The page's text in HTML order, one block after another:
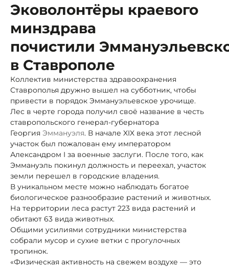
Эковолонтёры краевого
минздрава
почистили
в Ставрополе
Коллектив министерства здравоохранения
Ставрополья дружно вышел на субботник, чтобы
привести в порядок Эммануэльевское урочище.
Лес в черте города получил своё название в честь
ставропольского генерал-губернатора
Георгия Эммануэля. В начале XIX века этот лесной
участок был пожалован ему императором
Александром I за военные заслуги. После того, как
Эммануэль покинул должность и переехал, участок
земли перешел в городские владения.
В уникальном месте можно наблюдать богатое
биологическое разнообразие растений и животных.
На территории леса растут 223 вида растений и
обитают 63 вида животных.
Общими усилиями сотрудники министерства
собрали мусор и сухие ветки с прогулочных
тропинок.
«Физическая активность на свежем воздухе — это